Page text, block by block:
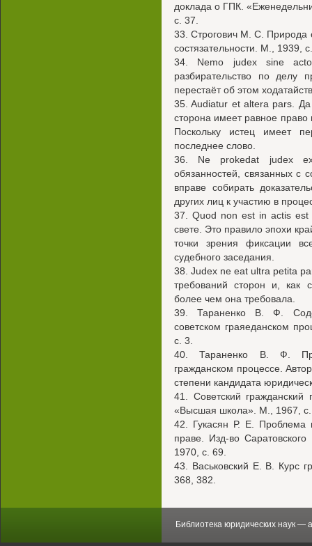
доклада о ГПК.
с. 37.
33. Строгович М. С. Природа
состязательности. М., 1939,
34. Nemo judex sine
разбирательство по делу
перестаёт об этом
35. Audiatur et altera pars.
сторона имеет равное право
Поскольку истец имеет
последнее слово.
36. Ne prokedat judex
обязанностей, связанных с
вправе собирать
других лиц к участию в
37. Quod non est in actis est
свете. Это правило эпохи
точки зрения фиксации
судебного заседания.
38. Judex ne eat ultra petita
требований сторон и, как
более чем она требовала.
39. Тараненко В. Ф.
советском граяеданском
с. 3.
40. Тараненко В. Ф.
гражданском процессе.
степени кандидата
41. Советский
«Высшая школа». М., 1967,
42. Гукасян Р. Е. Проблема
праве. Изд-во Саратовского
1970, с. 69.
43. Васьковский Е. В. Курс
368, 382.
Библиотека юридических наук